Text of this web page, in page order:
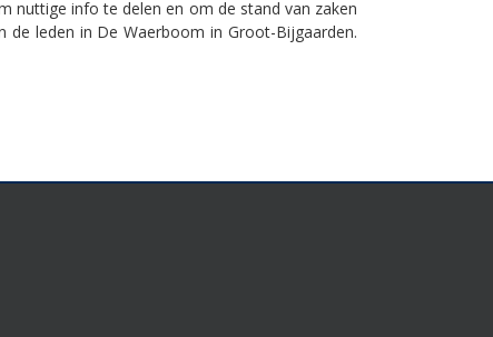
nuttige info te delen en om de stand van zaken
de leden in De Waerboom in Groot-Bijgaarden.